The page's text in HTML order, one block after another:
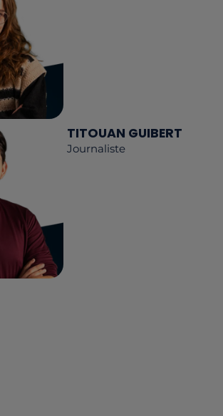
TITOUAN GUIBERT
Journaliste